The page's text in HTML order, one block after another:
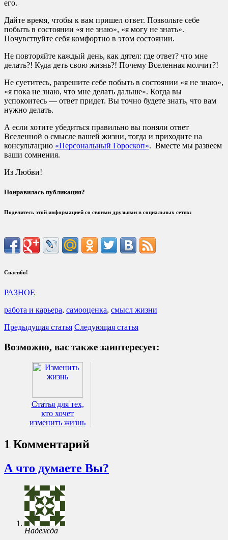
его.
Дайте время, чтобы к вам пришел ответ. Позвольте себе
побыть в состоянии «я не знаю», «я могу не знать».
Почувствуйте себя комфортно в этом состоянии.
Не повторяйте каждый день, как дятел: где ответ? что мне
делать?! Куда деть свою жизнь?! Почему Вселенная молчит?!
Не суетитесь, разрешите себе побыть в состоянии «я не знаю»,
«я пока не знаю, что мне делать дальше». Когда вы
успокоитесь — ответ придет. Вы точно будете знать, что вам
нужно делать.
А если хотите убедиться правильно вы поняли ответ
Вселенной о смысле вашей жизни, тогда и приходите на
консультацию «Персональный Гороскоп». Вместе мы развеем
ваши сомнения.
Из Любви!
Понравилась публикация?
Поделитесь этой информацией со своими друзьями в социальных сетях:
Спасибо!
РАЗНОЕ
работа и карьера, самооценка, смысл жизни
Предыдущая статья Следующая статья
Возможно, вас также заинтересует:
Статья для тех,
кто хочет
изменить жизнь
1 Комментарий
А что думаете Вы?
Надежда